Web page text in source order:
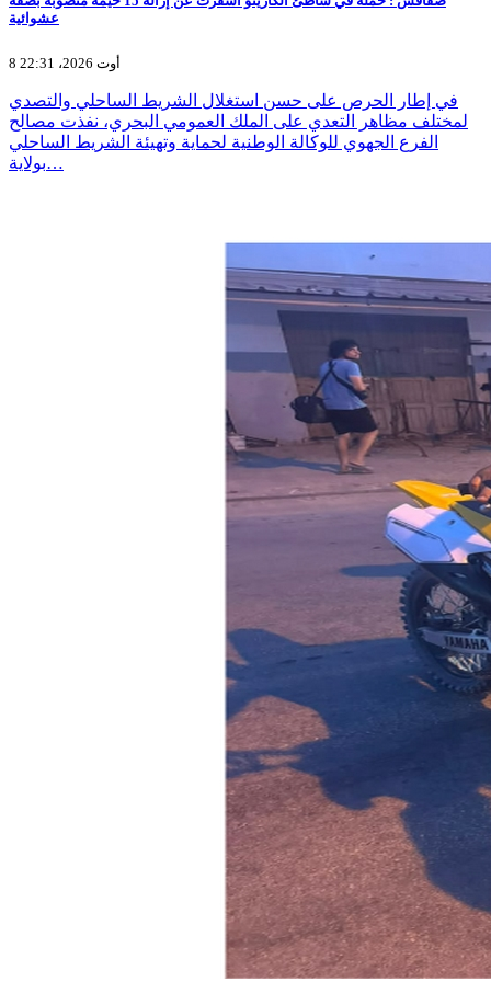
عشوائية
8 أوت 2026، 22:31
في إطار الحرص على حسن استغلال الشريط الساحلي والتصدي
لمختلف مظاهر التعدي على الملك العمومي البحري، نفذت مصالح
الفرع الجهوي للوكالة الوطنية لحماية وتهيئة الشريط الساحلي
بولاية…